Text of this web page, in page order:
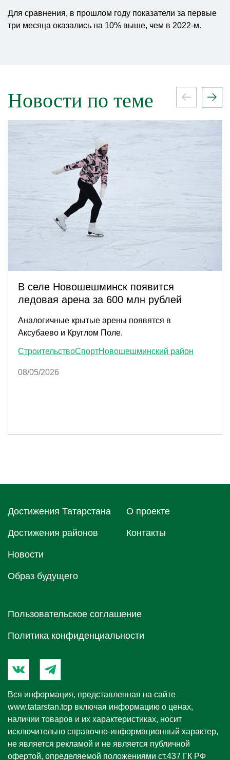
Для сравнения, в прошлом году показатели за первые
три месяца оказались на 10% выше, чем в 2022-м.
Новости по теме
В селе Новошешминск появится
ледовая арена за 600 млн рублей
Аналогичные крытые арены появятся в
Аксубаево и Круглом Поле.
СтроительствоСпортНовошешминский район
08/05/2026
Достижения Татарстана
Достижения районов
Новости
Образ будущего
О проектe
Контакты
Пользовательское соглашение
Политика конфиденциальности
Вся информация, представленная на сайте
www.tatarstan.top включая информацию о ценах,
наличии товаров и их характеристиках, носит
исключительно справочно-информационный характер,
не является рекламой и не является публичной
офертой, определяемой положениями ст.437 ГК РФ